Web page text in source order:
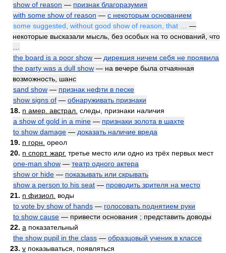
show of reason — признак благоразумия
with some show of reason — с некоторым основанием
some suggested, without good show of reason, that …
—
некоторые высказали мысль, без особых на то оснований, что
the board is a poor show — дирекция ничем себя не проявила
the party was a dull show — на вечере была отчаянная
возможность, шанс
sand show — признак нефти в песке
show signs of — обнаруживать признаки
18. n амер. австрал. следы, признаки наличия
a show of gold in a mine — признаки золота в шахте
to show damage — доказать наличие вреда
19. n горн. ореол
20. n спорт. жарг. третье место или одно из трёх первых мест
one-man show — театр одного актера
show or hide — показывать или скрывать
show a person to his seat — проводить зрителя на место
21. n физиол. воды
to vote by show of hands — голосовать поднятием руки
to show cause — привести основания ; представить доводы
22. a показательный
the show pupil in the class — образцовый ученик в классе
23. v показываться, появляться